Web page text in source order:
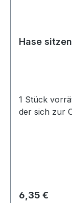
Hase
1 Stück
der sich zur
Regulärer
6,35 €